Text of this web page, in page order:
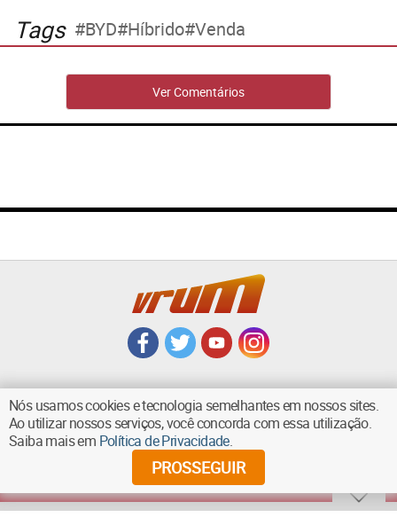
Tags BYD Híbrido Venda
Ver Comentários
VOLTAR AO TOPO
Diários Associados - Todos os direitos reservados
Nós usamos cookies e tecnologia semelhantes em nossos sites.
Ao utilizar nossos serviços, você concorda com essa utilização.
Saiba mais em Política de Privacidade.
PROSSEGUIR